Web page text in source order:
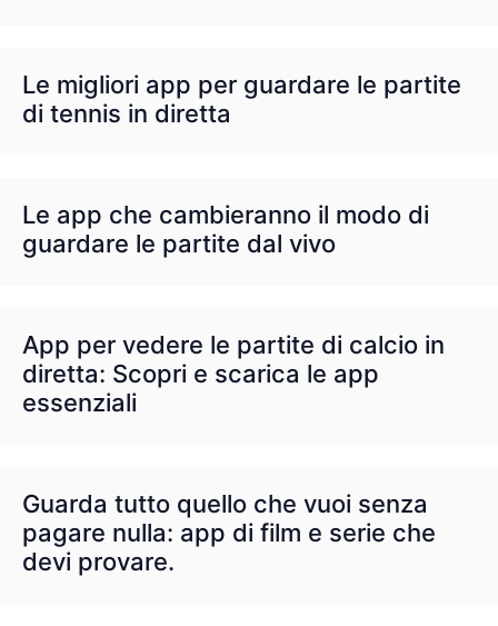
Le migliori app per guardare le partite
di tennis in diretta
Le app che cambieranno il modo di
guardare le partite dal vivo
App per vedere le partite di calcio in
diretta: Scopri e scarica le app
essenziali
Guarda tutto quello che vuoi senza
pagare nulla: app di film e serie che
devi provare.